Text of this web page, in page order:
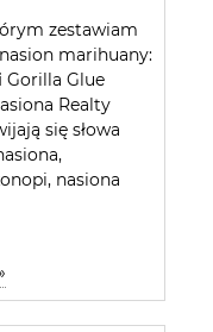
zestawiam
marihuany:
Gorilla Glue
Realty
się słowa
nasiona